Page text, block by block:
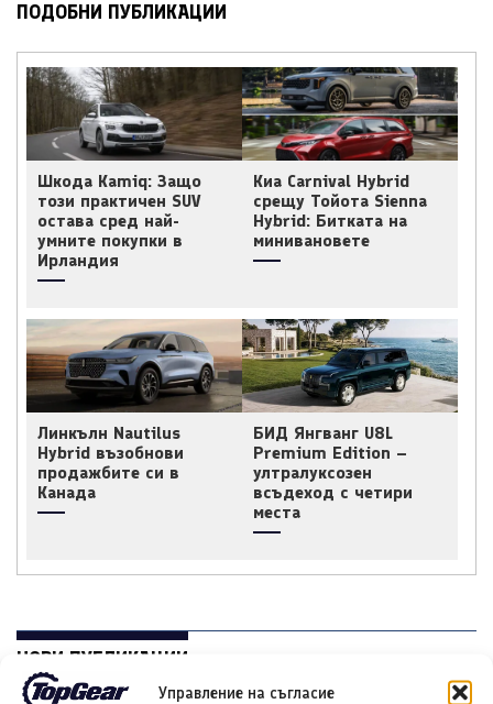
Управление на съгласие
ПОДОБНИ ПУБЛИКАЦИИ
Шкода Kamiq: Защо
този практичен SUV
остава сред най-
умните покупки в
Ирландия
Киа Carnival Hybrid
срещу Тойота Sienna
Hybrid: Битката на
минивановете
Линкълн Nautilus
Hybrid възобнови
продажбите си в
Канада
БИД Янгванг U8L
Premium Edition –
ултралуксозен
всъдеход с четири
места
НОВИ ПУБЛИКАЦИИ